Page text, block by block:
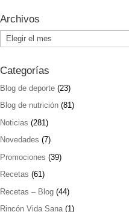
Archivos
Archivos
Categorías
Blog de deporte (23)
Blog de nutrición (81)
Noticias (281)
Novedades (7)
Promociones (39)
Recetas (61)
Recetas – Blog (44)
Rincón Vida Sana(1)